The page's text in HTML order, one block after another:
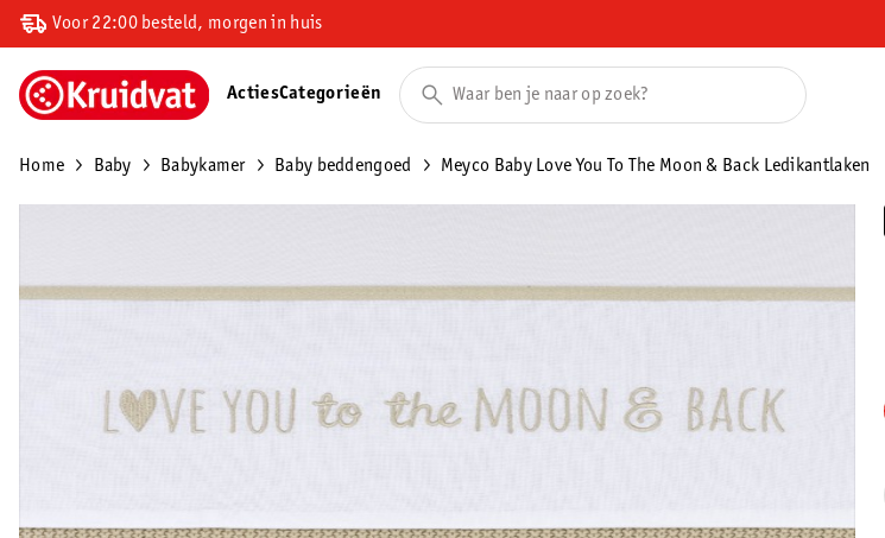
Voor 22:00 besteld, morgen in huis
ActiesCategorieën
Home Baby Babykamer Baby beddengoed Meyco Baby Love You To The Moon & Back Ledikantlaken